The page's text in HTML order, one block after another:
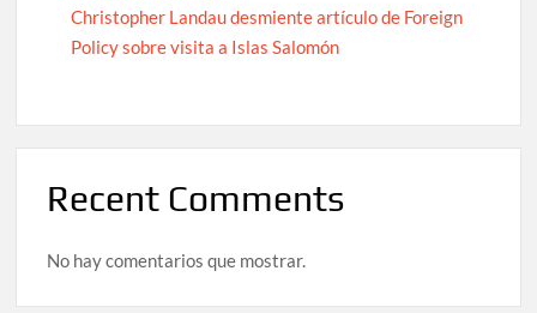
Christopher Landau desmiente artículo de Foreign
Policy sobre visita a Islas Salomón
Recent Comments
No hay comentarios que mostrar.